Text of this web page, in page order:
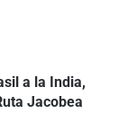
a la India,
Jacobea